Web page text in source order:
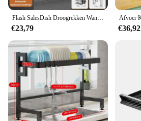
€23,79 €36,92